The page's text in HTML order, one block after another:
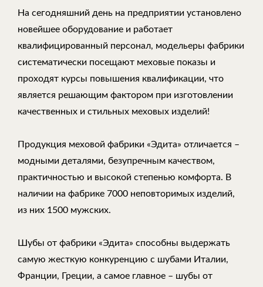
На сегодняшний день на предприятии установлено
новейшее оборудование и работает
квалифицированный персонал, модельеры фабрики
систематически посещают меховые показы и
проходят курсы повышения квалификации, что
является решающим фактором при изготовлении
качественных и стильных меховых изделий!
Продукция меховой фабрики «Эдита» отличается –
модными деталями, безупречным качеством,
практичностью и высокой степенью комфорта. В
наличии на фабрике 7000 неповторимых изделий,
из них 1500 мужских.
Шубы от фабрики «Эдита» способны выдержать
самую жесткую конкуренцию с шубами Италии,
Франции, Греции, а самое главное – шубы от